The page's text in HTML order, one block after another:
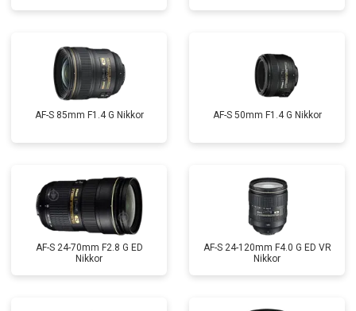
AF-S 85mm F1.4 G Nikkor AF-S 50mm F1.4 G Nikkor
AF-S 24-70mm F2.8 G ED
Nikkor
AF-S 24-120mm F4.0 G ED VR
Nikkor